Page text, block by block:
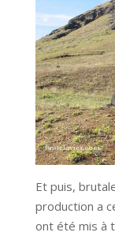
Et puis,
production a
ont été mis à